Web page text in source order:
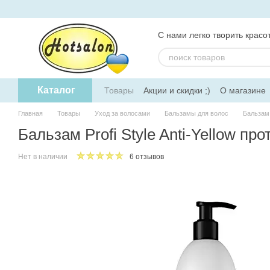
С нами легко творить
Каталог Товары Акции и скидки ;) О магазине
Главная Товары Уход за волосами Бальзамы для волос
Бальзам Profi Style Anti-Yellow
Нет в наличии 6 отзывов